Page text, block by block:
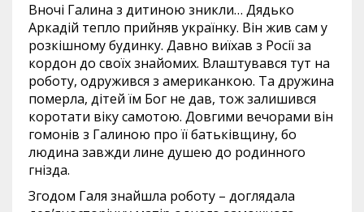
Вночі Галина з дитиною зникли… Дядько
Аркадій тепло прийняв українку. Він жив сам у
розкішному будинку. Давно виїхав з Росії за
кордон до своїх знайомих. Влаштувався тут на
роботу, одружився з американкою. Та дружина
померла, дітей їм Бог не дав, тож залишився
коротати віку самотою. Довгими вечорами він
гомонів з Галиною про її батьківщину, бо
людина завжди лине душею до родинного
гнізда.
Згодом Галя знайшла роботу – доглядала